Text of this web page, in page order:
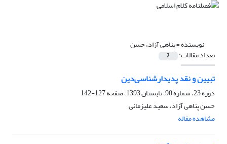
نویسنده =پناهی آزاد، حسن
تعداد مقالات: 2
تبیین و نقد پدیدارشناسی‌دین
دوره 23، شماره 90، تابستان 1393، صفحه
127-142
حسن پناهی آزاد، سعید علیزمانی
مشاهده مقاله